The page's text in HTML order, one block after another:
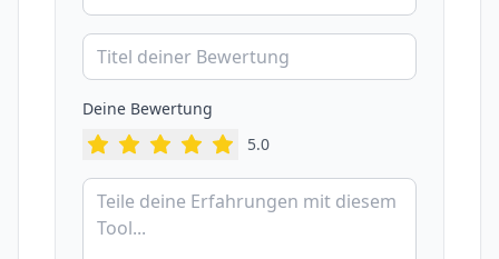
Deine Bewertung
5.0